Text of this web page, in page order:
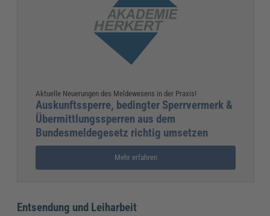
Aktuelle Neuerungen des Meldewesens in der Praxis!
Auskunftssperre, bedingter Sperrvermerk &
Übermittlungssperren aus dem
Bundesmeldegesetz richtig umsetzen
Mehr erfahren
Entsendung und Leiharbeit